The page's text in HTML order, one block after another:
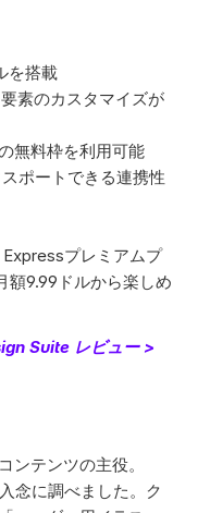
を搭載
素のカスタマイズが
無料枠を利用可能
ポートできる連携性
プレミアムプ
額9.99ドルから楽しめ
Suite レビュー >
ンテンツの主役。
念に調べました。ク